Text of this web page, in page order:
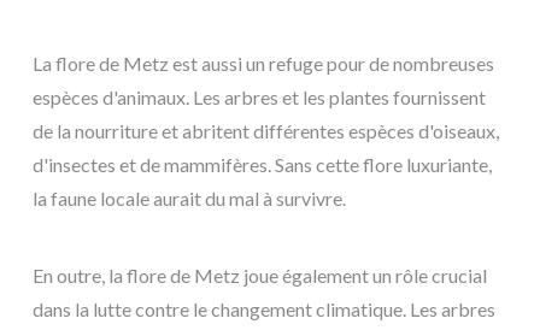
La flore de Metz est aussi un refuge pour de nombreuses
espèces d'animaux. Les arbres et les plantes fournissent
de la nourriture et abritent différentes espèces d'oiseaux,
d'insectes et de mammifères. Sans cette flore luxuriante,
la faune locale aurait du mal à survivre.
En outre, la flore de Metz joue également un rôle crucial
dans la lutte contre le changement climatique. Les arbres